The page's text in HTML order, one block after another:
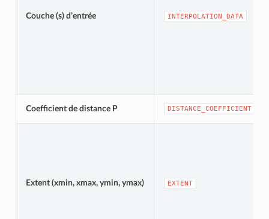
Couche (s) d’entrée INTERPOLATION_DATA
Coefficient de distance P DISTANCE_COEFFICIENT
Extent (xmin, xmax, ymin, ymax) EXTENT